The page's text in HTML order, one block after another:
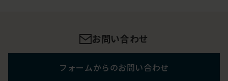
お問い合わせ
フォームからのお問い合わせ